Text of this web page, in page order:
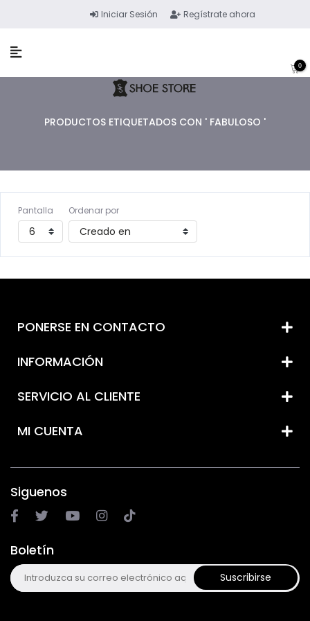
Iniciar Sesión Regístrate ahora
0
PRODUCTOS ETIQUETADOS CON ' FABULOSO '
Pantalla Ordenar por
PONERSE EN CONTACTO
INFORMACIÓN
SERVICIO AL CLIENTE
MI CUENTA
Siguenos
Boletín
Suscribirse